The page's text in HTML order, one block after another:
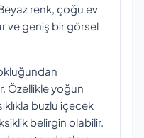
renk, çoğu ev
ve geniş bir görsel
Özellikle yoğun
buzlu içecek
belirgin olabilir.